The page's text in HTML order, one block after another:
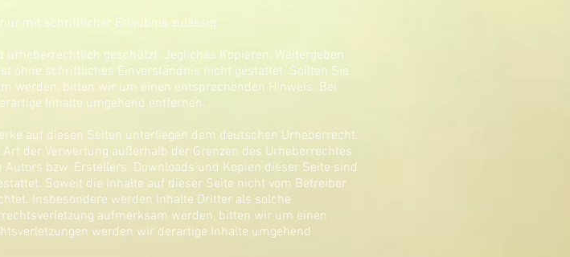
mit schriftlicher Erlaubnis zulässig.
geschützt. Jegliches Kopieren, Weitergeben
ohne schriftliches Einverständnis nicht gestattet. Sollten Sie
werden, bitten wir um einen entsprechenden Hinweis. Bei
Inhalte umgehend entfernen.
auf diesen Seiten unterliegen dem deutschen Urheberrecht.
der Verwertung außerhalb der Grenzen des Urheberrechtes
bzw. Erstellers. Downloads und Kopien dieser Seite sind
Soweit die Inhalte auf dieser Seite nicht vom Betreiber
Insbesondere werden Inhalte Dritter als solche
aufmerksam werden, bitten wir um einen
werden wir derartige Inhalte umgehend